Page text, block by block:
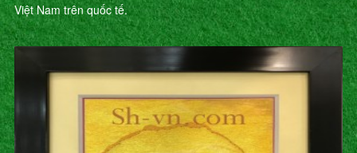
Việt Nam trên quốc tế.